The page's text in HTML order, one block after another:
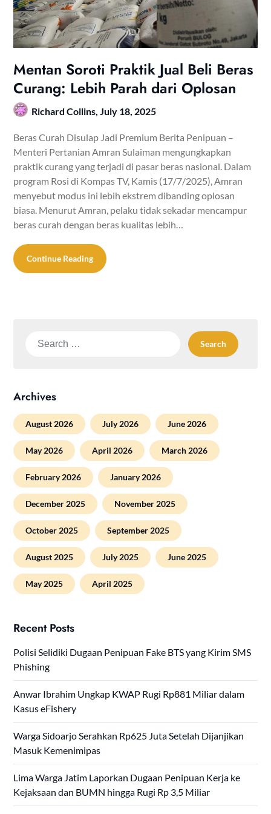
Mentan Soroti Praktik Jual Beli Beras
Curang: Lebih Parah dari Oplosan
Richard Collins, July 18, 2025
Beras Curah Disulap Jadi Premium Berita Penipuan –
Menteri Pertanian Amran Sulaiman mengungkapkan
praktik curang yang terjadi di pasar beras nasional. Dalam
program Rosi di Kompas TV, Kamis (17/7/2025), Amran
menyebut modus ini lebih ekstrem dibanding oplosan
biasa. Menurut Amran, pelaku tidak sekadar mencampur
beras curah dengan beras kualitas lebih…
Continue Reading
Search
Archives
August 2026 July 2026 June 2026
May 2026 April 2026 March 2026
February 2026 January 2026
December 2025 November 2025
October 2025 September 2025
August 2025 July 2025 June 2025
May 2025 April 2025
Recent Posts
Polisi Selidiki Dugaan Penipuan Fake BTS yang Kirim SMS
Phishing
Anwar Ibrahim Ungkap KWAP Rugi Rp881 Miliar dalam
Kasus eFishery
Warga Sidoarjo Serahkan Rp625 Juta Setelah Dijanjikan
Masuk Kemenimipas
Lima Warga Jatim Laporkan Dugaan Penipuan Kerja ke
Kejaksaan dan BUMN hingga Rugi Rp 3,5 Miliar